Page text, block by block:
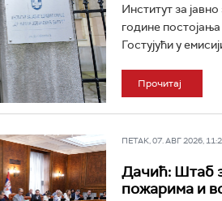
Институт за
године постојања
Гостујући у
Прочитај
ПЕТАК, 07. АВГ 2026,
Дачић: Штаб
пожарима и